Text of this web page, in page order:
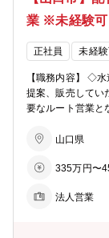
業 ※未経験可
正社員 未経
【職務内容】 ◇
提案、販売してい
要なルート営業と
・営業先は、水
一人平均20～30
ル管理／アフタ
山口県
335万円〜
法人営業